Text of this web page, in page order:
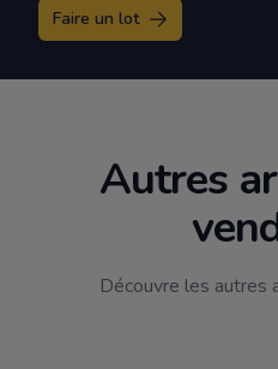
Faire un lot
Autres
Découvre les autres